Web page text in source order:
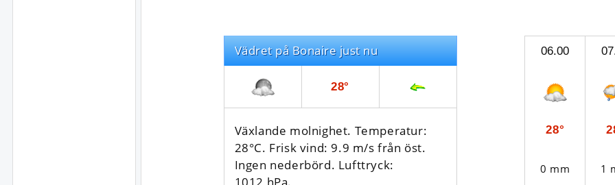
Vädret på Bonaire just nu
28°
Växlande molnighet. Temperatur:
28°C. Frisk vind: 9.9 m/s från öst.
Ingen nederbörd. Lufttryck:
06.00
28°
0 mm 1